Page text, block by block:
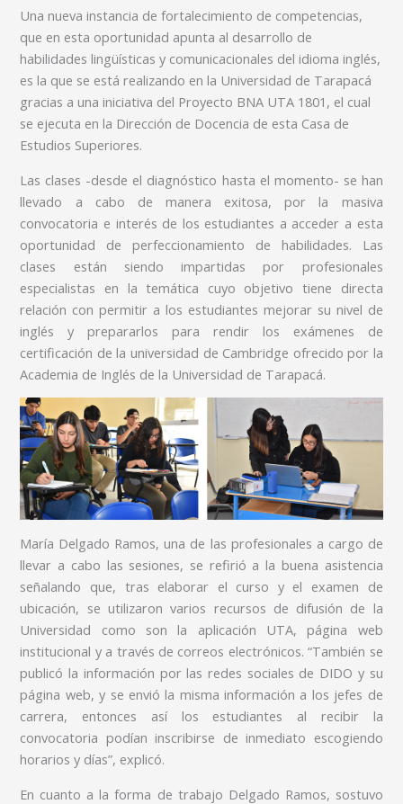
Una nueva instancia de fortalecimiento de competencias,
que en esta oportunidad apunta al desarrollo de
habilidades lingüísticas y comunicacionales del idioma inglés,
es la que se está realizando en la Universidad de Tarapacá
gracias a una iniciativa del Proyecto BNA UTA 1801, el cual
se ejecuta en la Dirección de Docencia de esta Casa de
Estudios Superiores.
Las clases -desde el diagnóstico hasta el momento- se han
llevado a cabo de manera exitosa, por la masiva
convocatoria e interés de los estudiantes a acceder a esta
oportunidad de perfeccionamiento de habilidades. Las
clases están siendo impartidas por profesionales
especialistas en la temática cuyo objetivo tiene directa
relación con permitir a los estudiantes mejorar su nivel de
inglés y prepararlos para rendir los exámenes de
certificación de la universidad de Cambridge ofrecido por la
Academia de Inglés de la Universidad de Tarapacá.
María Delgado Ramos, una de las profesionales a cargo de
llevar a cabo las sesiones, se refirió a la buena asistencia
señalando que, tras elaborar el curso y el examen de
ubicación, se utilizaron varios recursos de difusión de la
Universidad como son la aplicación UTA, página web
institucional y a través de correos electrónicos. “También se
publicó la información por las redes sociales de DIDO y su
página web, y se envió la misma información a los jefes de
carrera, entonces así los estudiantes al recibir la
convocatoria podían inscribirse de inmediato escogiendo
horarios y días”, explicó.
En cuanto a la forma de trabajo Delgado Ramos, sostuvo